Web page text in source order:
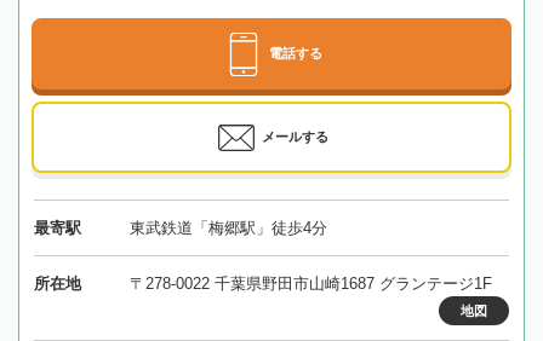
電話する
メールする
最寄駅 東武鉄道「梅郷駅」徒歩4分
所在地 〒278-0022 千葉県野田市山崎1687 グランテージ1F
地図